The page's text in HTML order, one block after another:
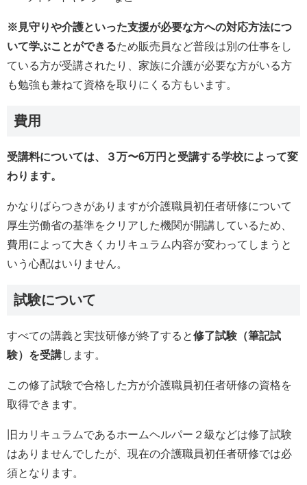
※見守りや介護といった支援が必要な方への対応方法につ
いて学ぶことができるため販売員など普段は別の仕事をし
ている方が受講されたり、家族に介護が必要な方がいる方
も勉強も兼ねて資格を取りにくる方もいます。
費用
受講料については、３万〜6万円と受講する学校によって変
わります。
かなりばらつきがありますが介護職員初任者研修について
厚生労働省の基準をクリアした機関が開講しているため、
費用によって大きくカリキュラム内容が変わってしまうと
いう心配はいりません。
試験について
すべての講義と実技研修が終了すると修了試験（筆記試
験）を受講します。
この修了試験で合格した方が介護職員初任者研修の資格を
取得できます。
旧カリキュラムであるホームヘルパー２級などは修了試験
はありませんでしたが、現在の介護職員初任者研修では必
須となります。